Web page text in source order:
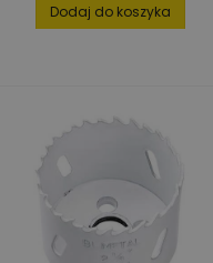
Dodaj do koszyka